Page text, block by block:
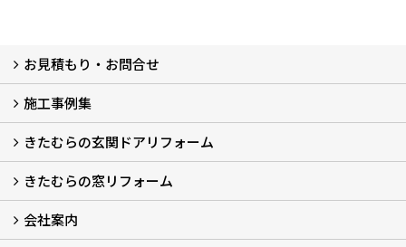
お見積もり・お問合せ
LINEで概算見積もり
チャットで質問
問い合わせフォームから
オンライン相談
電話で相談
無料現地調査をご希望の方
施工事例集
玄関ドアリフォーム
玄関引戸リフォーム
勝手口ドアリフォーム
窓リフォーム
きたむらの玄関ドアリフォーム
玄関ドアリフォームについて
リシェントについて (23)
・玄関ドアバリエーション (52)
・玄関引戸バリエーション (44)
・勝手口ドアバリエーション (11)
安心の自社施工
無料点検
保証について
価格について
概算見積について (2)
きたむらの窓リフォーム
窓リフォームについて (5)
・内窓設置-LIXILインプラス
・内窓設置-AGCまどまど
・窓交換
・エコガラス交換
・防犯・防災ガラス交換
会社案内